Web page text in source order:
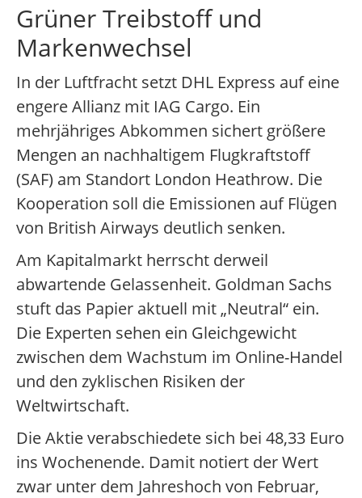
Grüner Treibstoff und
Markenwechsel
In der Luftfracht setzt DHL Express auf eine
engere Allianz mit IAG Cargo. Ein
mehrjähriges Abkommen sichert größere
Mengen an nachhaltigem Flugkraftstoff
(SAF) am Standort London Heathrow. Die
Kooperation soll die Emissionen auf Flügen
von British Airways deutlich senken.
Am Kapitalmarkt herrscht derweil
abwartende Gelassenheit. Goldman Sachs
stuft das Papier aktuell mit „Neutral“ ein.
Die Experten sehen ein Gleichgewicht
zwischen dem Wachstum im Online-Handel
und den zyklischen Risiken der
Weltwirtschaft.
Die Aktie verabschiedete sich bei 48,33 Euro
ins Wochenende. Damit notiert der Wert
zwar unter dem Jahreshoch von Februar,